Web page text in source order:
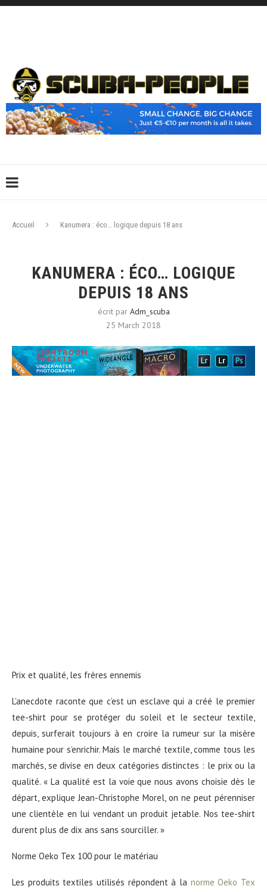
Accueil Kanumera : éco… logique depuis 18 ans
KANUMERA : ÉCO… LOGIQUE
DEPUIS 18 ANS
écrit par Adm_scuba
25 March 2018
Prix et qualité, les frères ennemis
L’anecdote raconte que c’est un esclave qui a créé le premier
tee-shirt pour se protéger du soleil et le secteur textile,
depuis, surferait toujours à en croire la rumeur sur la misère
humaine pour s’enrichir. Mais le marché textile, comme tous les
marchés, se divise en deux catégories distinctes : le prix ou la
qualité. « La qualité est la voie que nous avons choisie dès le
départ, explique Jean-Christophe Morel, on ne peut pérenniser
une clientèle en lui vendant un produit jetable. Nos tee-shirt
durent plus de dix ans sans sourciller. »
Norme Oeko Tex 100 pour le matériau
Les produits textiles utilisés répondent à la norme Oeko Tex